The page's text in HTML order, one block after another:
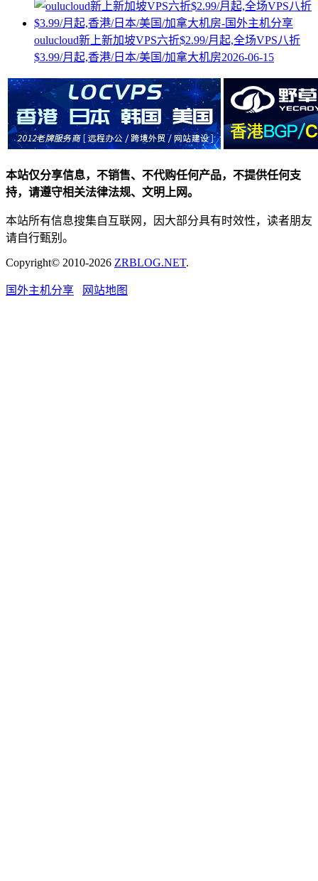
oulucloud新上新加坡VPS六折$2.99/月起,全场VPS八折
$3.99/月起,香港/日本/美国/加拿大机房2026-06-15
本站仅分享信息，不销售、不代购任何产品，不提供任何支
持，请遵守相关法律法规、文明上网。
本站所有信息搜集自互联网，因大部分具有时效性，读者朋友
请自行甄别。
Copyright© 2010-2026 ZRBLOG.NET.
国外主机分享 网站地图